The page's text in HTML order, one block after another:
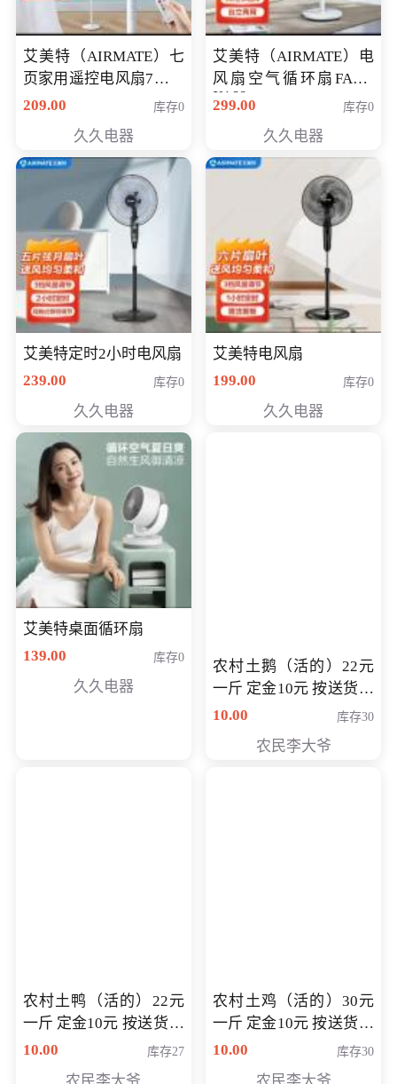
艾美特（AIRMATE）七
页家用遥控电风扇7档风
量空气循环摇头立式落
定时落地式风扇CS35-
R20
209.00 库存0
久久电器
艾美特（AIRMATE）电
风扇空气循环扇FA18-
X168
299.00 库存0
久久电器
艾美特定时2小时电风扇
239.00
库存0
久久电器
艾美特电风扇
199.00
库存0
久久电器
艾美特桌面循环扇
139.00
库存0
久久电器
农村土鹅（活的）22元
一斤 定金10元 按送货交
付时秤重计算货款 定金
10.00 库存30
农民李大爷
农村土鸭（活的）22元
一斤 定金10元 按送货交
付时秤重计算货款 定金
10.00 库存27
农村土鸡（活的）30元
一斤 定金10元 按送货交
付时秤重计算货款 定金
10.00 库存30